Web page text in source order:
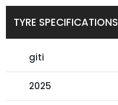
TYRE SPECIFICATIONS
giti
2025